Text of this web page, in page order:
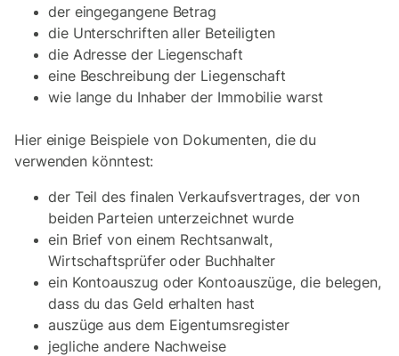
der eingegangene Betrag
die Unterschriften aller Beteiligten
die Adresse der Liegenschaft
eine Beschreibung der Liegenschaft
wie lange du Inhaber der Immobilie warst
Hier einige Beispiele von Dokumenten, die du
verwenden könntest:
der Teil des finalen Verkaufsvertrages, der von
beiden Parteien unterzeichnet wurde
ein Brief von einem Rechtsanwalt,
Wirtschaftsprüfer oder Buchhalter
ein Kontoauszug oder Kontoauszüge, die belegen,
dass du das Geld erhalten hast
auszüge aus dem Eigentumsregister
jegliche andere Nachweise